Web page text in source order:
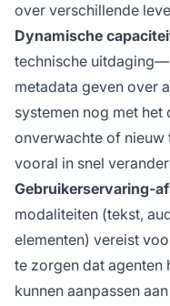
over verschillende
Dynamische
technische
metadata geven over
systemen nog met
onverwachte of
vooral in snel
Gebruikerservaring-
modaliteiten (tekst,
elementen) vereist
te zorgen dat agenten
kunnen aanpassen